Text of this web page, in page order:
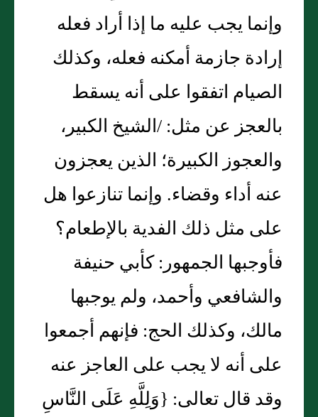
وإنما يجب عليه ما إذا أراد فعله
إرادة جازمة أمكنه فعله، وكذلك
الصيام اتفقوا على أنه يسقط
بالعجز عن مثل‏:‏ /الشيخ الكبير،
والعجوز الكبيرة؛ الذين يعجزون
عنه أداء وقضاء‏.‏ وإنما تنازعوا هل
على مثل ذلك الفدية بالإطعام‏؟‏
فأوجبها الجمهور‏:‏ كأبي حنيفة
والشافعي وأحمد، ولم يوجبها
مالك، وكذلك الحج‏:‏ فإنهم أجمعوا
على أنه لا يجب على العاجز عنه
وقد قال تعالى‏:‏ ‏{‏وَلِلَّهِ عَلَى النَّاسِ